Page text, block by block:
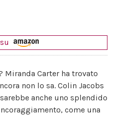
Miranda Carter ha trovato
non lo sa. Colin Jacobs
anche uno splendido
come una